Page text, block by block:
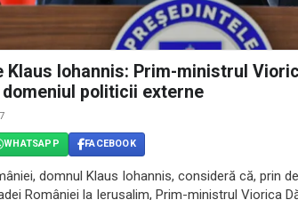
Klaus Iohannis: Prim-ministrul
politicii externe
WHATSAPP FACEBOOK
domnul Klaus Iohannis, consideră că, prin
României la Ierusalim, Prim-ministrul Viorica